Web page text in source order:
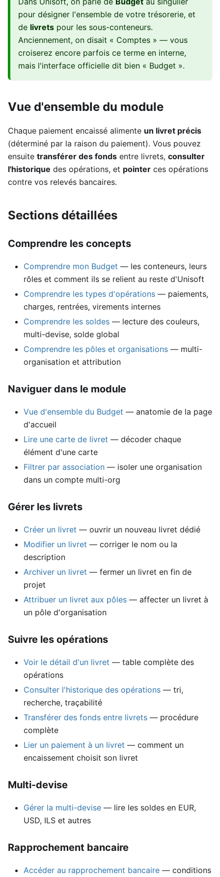
pour désigner l'ensemble de votre trésorerie, et
de livrets pour les sous-conteneurs.
Anciennement, on disait « Comptes » — vous
croiserez encore parfois ce terme en interne,
mais l'interface officielle dit bien « Budget ».
Vue d'ensemble du module
Chaque paiement encaissé alimente un livret précis
(déterminé par la raison du paiement). Vous pouvez
ensuite transférer des fonds entre livrets, consulter
l'historique des opérations, et pointer ces opérations
contre vos relevés bancaires.
Sections détaillées
Comprendre les concepts
Comprendre mon Budget — les conteneurs, leurs
rôles et comment ils se relient au reste d'Unisoft
Comprendre les types d'opérations — paiements,
charges, rentrées, virements internes
Comprendre les soldes — lecture des couleurs,
multi-devise, solde global
Comprendre les pôles et organisations — multi-
organisation et attribution
Naviguer dans le module
Vue d'ensemble du Budget — anatomie de la page
d'accueil
Lire une carte de livret — décoder chaque
élément d'une carte
Filtrer par association — isoler une organisation
dans un compte multi-org
Gérer les livrets
Créer un livret — ouvrir un nouveau livret dédié
Modifier un livret — corriger le nom ou la
description
Archiver un livret — fermer un livret en fin de
projet
Attribuer un livret aux pôles — affecter un livret à
un pôle d'organisation
Suivre les opérations
Voir le détail d'un livret — table complète des
opérations
Consulter l'historique des opérations — tri,
recherche, traçabilité
Transférer des fonds entre livrets — procédure
complète
Lier un paiement à un livret — comment un
encaissement choisit son livret
Multi-devise
Gérer la multi-devise — lire les soldes en EUR,
USD, ILS et autres
Rapprochement bancaire
Accéder au rapprochement bancaire — conditions